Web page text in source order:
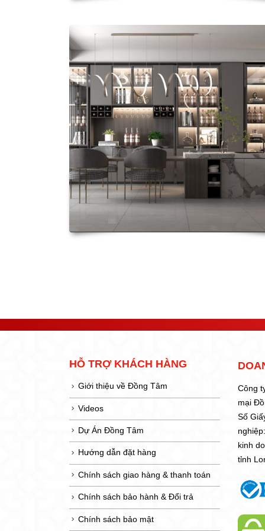
HỖ TRỢ KHÁCH HÀNG
Giới thiệu về Đồng Tâm
Videos
Dự Án Đồng Tâm
Hướng dẫn đặt hàng
Chính sách giao hàng & thanh toán
Chính sách bảo hành & Đổi trả
Chính sách bảo mật
Công
mại
Số
kinh
tỉnh